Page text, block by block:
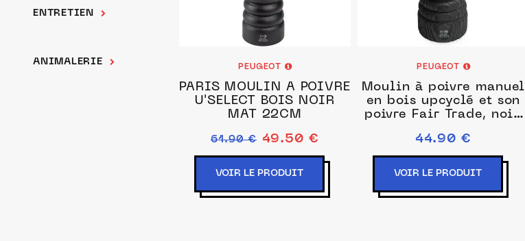
ENTRETIEN
ANIMALERIE
PEUGEOT
PARIS MOULIN À POIVRE
U'SELECT BOIS NOIR
MAT 22CM
61.90 € 49.50 €
VOIR LE PRODUIT
PEUGEOT
Moulin à poivre manuel
en bois upcyclé et son
poivre Fair Trade, noir,
44.90 €
VOIR LE PRODUIT